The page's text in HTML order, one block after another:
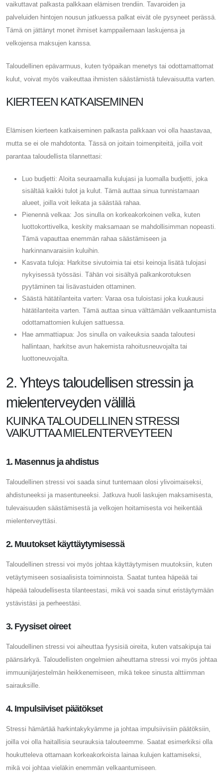
vaikuttavat palkasta palkkaan elämisen trendiin. Tavaroiden ja
palveluiden hintojen nousun jatkuessa palkat eivät ole pysyneet perässä.
Tämä on jättänyt monet ihmiset kamppailemaan laskujensa ja
velkojensa maksujen kanssa.
Taloudellinen epävarmuus, kuten työpaikan menetys tai odottamattomat
kulut, voivat myös vaikeuttaa ihmisten säästämistä tulevaisuutta varten.
KIERTEEN KATKAISEMINEN
Elämisen kierteen katkaiseminen palkasta palkkaan voi olla haastavaa,
mutta se ei ole mahdotonta. Tässä on joitain toimenpiteitä, joilla voit
parantaa taloudellista tilannettasi:
Luo budjetti: Aloita seuraamalla kulujasi ja luomalla budjetti, joka
sisältää kaikki tulot ja kulut. Tämä auttaa sinua tunnistamaan
alueet, joilla voit leikata ja säästää rahaa.
Pienennä velkaa: Jos sinulla on korkeakorkoinen velka, kuten
luottokorttivelka, keskity maksamaan se mahdollisimman nopeasti.
Tämä vapauttaa enemmän rahaa säästämiseen ja
harkinnanvaraisiin kuluihin.
Kasvata tuloja: Harkitse sivutoimia tai etsi keinoja lisätä tulojasi
nykyisessä työssäsi. Tähän voi sisältyä palkankorotuksen
pyytäminen tai lisävastuiden ottaminen.
Säästä hätätilanteita varten: Varaa osa tuloistasi joka kuukausi
hätätilanteita varten. Tämä auttaa sinua välttämään velkaantumista
odottamattomien kulujen sattuessa.
Hae ammattiapua: Jos sinulla on vaikeuksia saada taloutesi
hallintaan, harkitse avun hakemista rahoitusneuvojalta tai
luottoneuvojalta.
2. Yhteys taloudellisen stressin ja
mielenterveyden välillä
KUINKA TALOUDELLINEN STRESSI
VAIKUTTAA MIELENTERVEYTEEN
1. Masennus ja ahdistus
Taloudellinen stressi voi saada sinut tuntemaan olosi ylivoimaiseksi,
ahdistuneeksi ja masentuneeksi. Jatkuva huoli laskujen maksamisesta,
tulevaisuuden säästämisestä ja velkojen hoitamisesta voi heikentää
mielenterveyttäsi.
2. Muutokset käyttäytymisessä
Taloudellinen stressi voi myös johtaa käyttäytymisen muutoksiin, kuten
vetäytymiseen sosiaalisista toiminnoista. Saatat tuntea häpeää tai
häpeää taloudellisesta tilanteestasi, mikä voi saada sinut eristäytymään
ystävistäsi ja perheestäsi.
3. Fyysiset oireet
Taloudellinen stressi voi aiheuttaa fyysisiä oireita, kuten vatsakipuja tai
päänsärkyä. Taloudellisten ongelmien aiheuttama stressi voi myös johtaa
immuunijärjestelmän heikkenemiseen, mikä tekee sinusta alttiimman
sairauksille.
4. Impulsiiviset päätökset
Stressi hämärtää harkintakykyämme ja johtaa impulsiivisiin päätöksiin,
joilla voi olla haitallisia seurauksia talouteemme. Saatat esimerkiksi olla
houkutteleva ottamaan korkeakorkoista lainaa kulujen kattamiseksi,
mikä voi johtaa vieläkin enemmän velkaantumiseen.